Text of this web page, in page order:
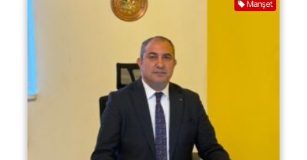
Manşet